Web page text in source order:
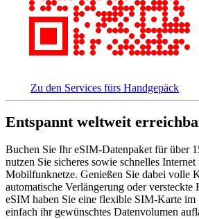
Zu den Services fürs Handgepäck
Entspannt weltweit
Buchen Sie Ihr eSIM-Datenpaket für über
nutzen Sie sicheres sowie schnelles
Mobilfunknetze. Genießen Sie dabei volle
automatische Verlängerung oder
eSIM haben Sie eine flexible SIM-Karte
einfach ihr gewünschtes Datenvolumen